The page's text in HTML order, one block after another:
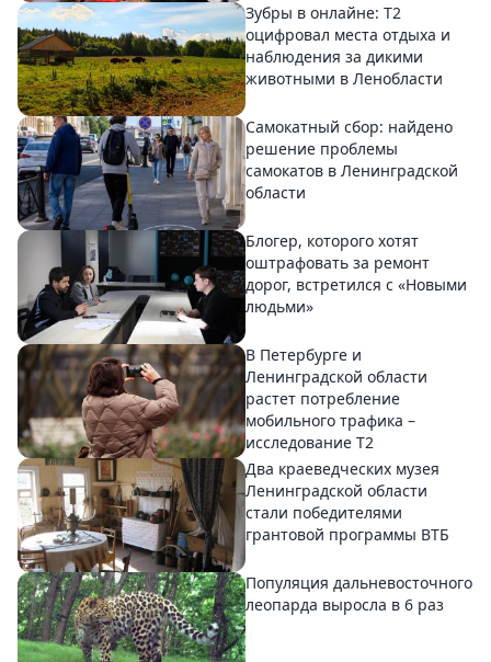
Зубры в онлайне: Т2
оцифровал места отдыха и
наблюдения за дикими
животными в Ленобласти
Самокатный сбор: найдено
решение проблемы
самокатов в Ленинградской
области
Блогер, которого хотят
оштрафовать за ремонт
дорог, встретился с «Новыми
людьми»
В Петербурге и
Ленинградской области
растет потребление
мобильного трафика –
исследование T2
Два краеведческих музея
Ленинградской области
стали победителями
грантовой программы ВТБ
Популяция дальневосточного
леопарда выросла в 6 раз